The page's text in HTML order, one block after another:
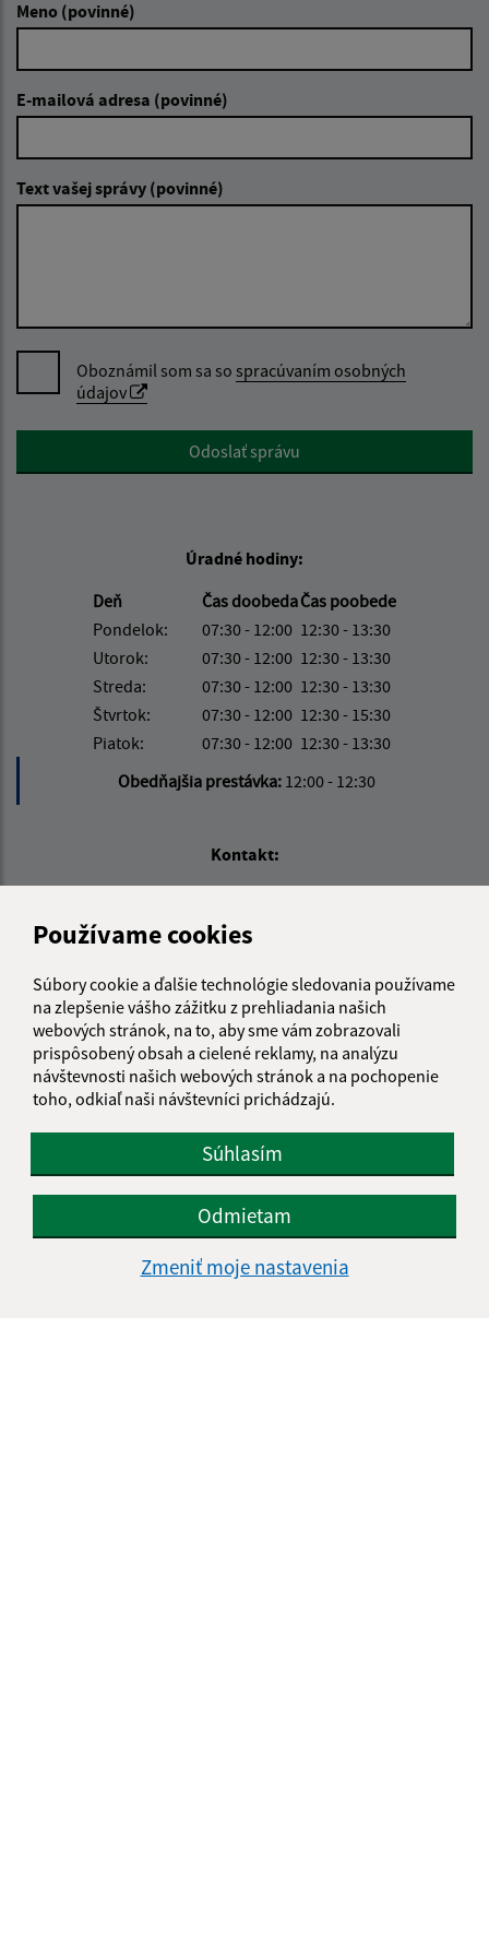
Používame cookies
Súbory cookie a ďalšie technológie sledovania používame
na zlepšenie vášho zážitku z prehliadania našich
webových stránok, na to, aby sme vám zobrazovali
prispôsobený obsah a cielené reklamy, na analýzu
návštevnosti našich webových stránok a na pochopenie
toho, odkiaľ naši návštevníci prichádzajú.
Súhlasím
Odmietam
Zmeniť moje nastavenia
Meno (povinné)
E-mailová adresa (povinné)
Text vašej správy (povinné)
Oboznámil som sa so spracúvaním osobných
údajov
Google reCaptcha ResponseOdoslať správu
Úradné hodiny:
Deň
Čas doobedaČas poobede
Pondelok:
07:30 - 12:00 12:30 - 13:30
Utorok:
07:30 - 12:00 12:30 - 13:30
Streda:
07:30 - 12:00 12:30 - 13:30
Štvrtok:
07:30 - 12:00 12:30 - 15:30
Piatok:
07:30 - 12:00 12:30 - 13:30
Obedňajšia prestávka: 12:00 - 12:30
Kontakt:
Tašuľa 43
072 52 Jenkovce
info@tasula.sk
+421 56 659 82 60
IČO: 00325872